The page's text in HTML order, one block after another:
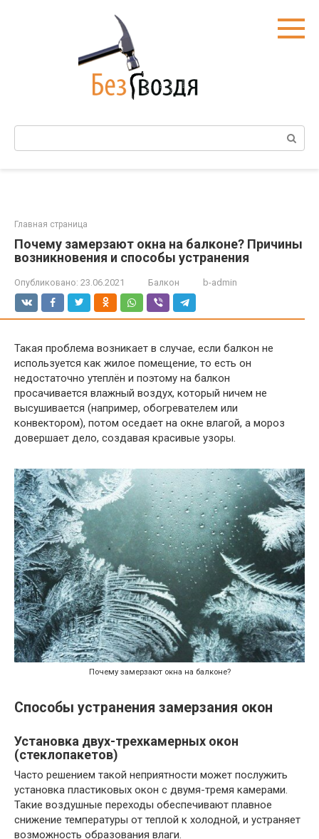
Поиск:
Главная страница
Почему замерзают окна на балконе? Причины
возникновения и способы устранения
Опубликовано: 23.06.2021 Балкон b-admin
Такая проблема возникает в случае, если балкон не
используется как жилое помещение, то есть он
недостаточно утеплён и поэтому на балкон
просачивается влажный воздух, который ничем не
высушивается (например, обогревателем или
конвектором), потом оседает на окне влагой, а мороз
довершает дело, создавая красивые узоры.
Почему замерзают окна на балконе?
Способы устранения замерзания окон
Установка двух-трехкамерных окон
(стеклопакетов)
Часто решением такой неприятности может послужить
установка пластиковых окон с двумя-тремя камерами.
Такие воздушные переходы обеспечивают плавное
снижение температуры от теплой к холодной, и устраняет
возможность образования влаги.